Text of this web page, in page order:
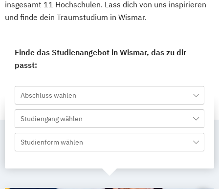
insgesamt 11 Hochschulen. Lass dich von uns inspirieren
und finde dein Traumstudium in Wismar.
Finde das Studienangebot in Wismar, das zu dir
passt:
Abschluss wählen
Studiengang wählen
Studienform wählen